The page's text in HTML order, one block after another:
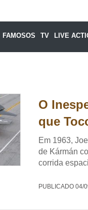
FAMOSOS TV LIVE
O
que
Em 1963,
de Kármán
corrida
PUBLICADO 04/